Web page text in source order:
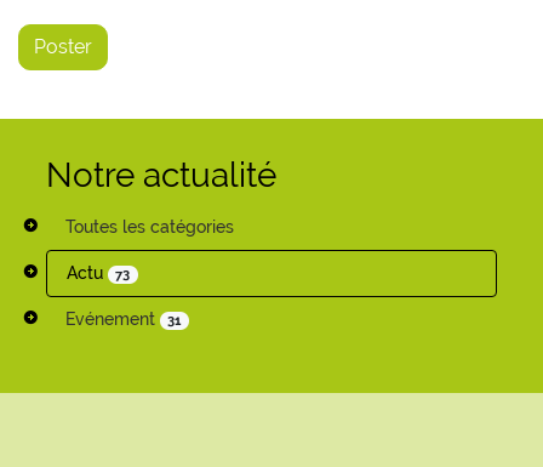
Notre actualité
Toutes les catégories
Actu 73
Evénement 31